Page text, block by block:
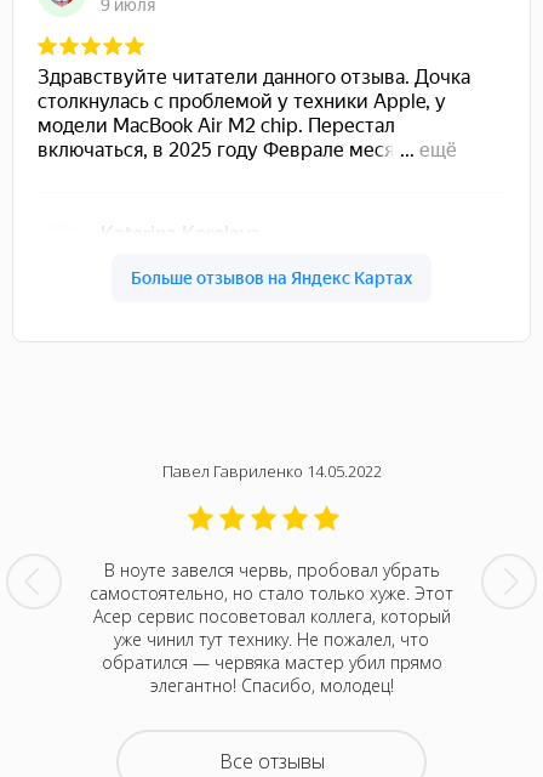
в
Павел Гавриленко 14.05.2022
В ноуте завелся червь, пробовал убрать
самостоятельно, но стало только хуже. Этот
Асер сервис посоветовал коллега, который
уже чинил тут технику. Не пожалел, что
обратился — червяка мастер убил прямо
элегантно! Спасибо, молодец!
Все отзывы